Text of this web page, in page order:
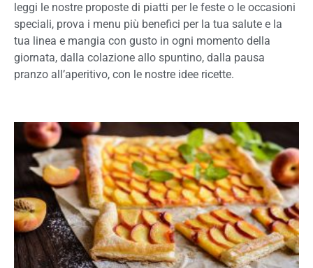
leggi le nostre proposte di piatti per le feste o le occasioni
speciali, prova i menu più benefici per la tua salute e la
tua linea e mangia con gusto in ogni momento della
giornata, dalla colazione allo spuntino, dalla pausa
pranzo all’aperitivo, con le nostre idee ricette.